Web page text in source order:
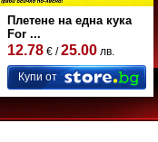
Плетене на една кука
For ...
12.78 € /25.00 лв.
Купи от